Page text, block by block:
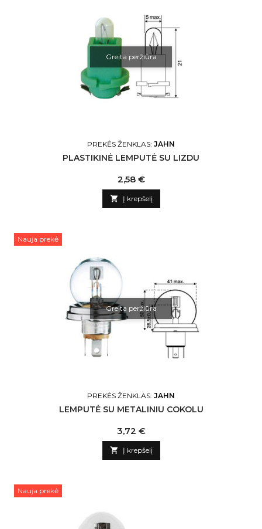
Greita peržiūra
PREKĖS ŽENKLAS: JAHN
PLASTIKINĖ LEMPUTĖ SU LIZDU
Kaina
2,58 €
 Į krepšelį
Nauja prekė
Greita peržiūra
PREKĖS ŽENKLAS: JAHN
LEMPUTĖ SU METALINIU COKOLU
Kaina
3,72 €
 Į krepšelį
Nauja prekė